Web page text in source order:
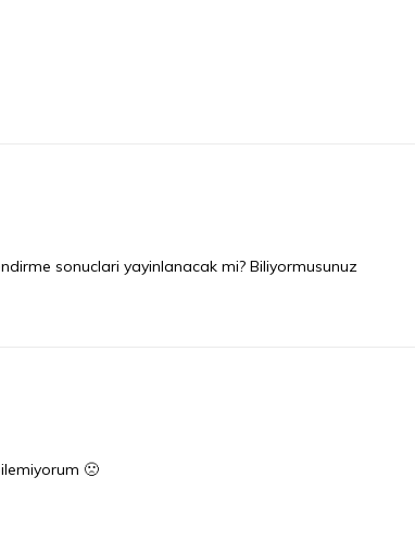
sonuclari yayinlanacak mi? Biliyormusunuz
🙁